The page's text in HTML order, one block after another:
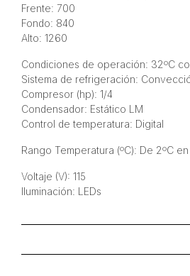
Frente: 700
Fondo: 840
Alto: 1260
Condiciones de operación: 32ºC
Sistema de refrigeración:
Compresor (hp): 1/4
Condensador: Estático LM
Control de temperatura: Digital
Rango Temperatura (ºC): De 2ºC
Voltaje (V): 115
Iluminación: LEDs